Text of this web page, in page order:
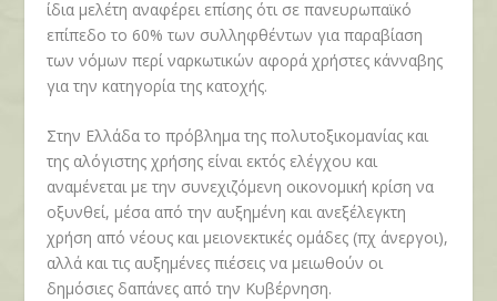
ίδια μελέτη αναφέρει επίσης ότι σε πανευρωπαϊκό
επίπεδο το 60% των συλληφθέντων για παραβίαση
των νόμων περί ναρκωτικών αφορά χρήστες κάνναβης
για την κατηγορία της κατοχής.
Στην Ελλάδα το πρόβλημα της πολυτοξικομανίας και
της αλόγιστης χρήσης είναι εκτός ελέγχου και
αναμένεται με την συνεχιζόμενη οικονομική κρίση να
οξυνθεί, μέσα από την αυξημένη και ανεξέλεγκτη
χρήση από νέους και μειονεκτικές ομάδες (πχ άνεργοι),
αλλά και τις αυξημένες πιέσεις να μειωθούν οι
δημόσιες δαπάνες από την Κυβέρνηση.